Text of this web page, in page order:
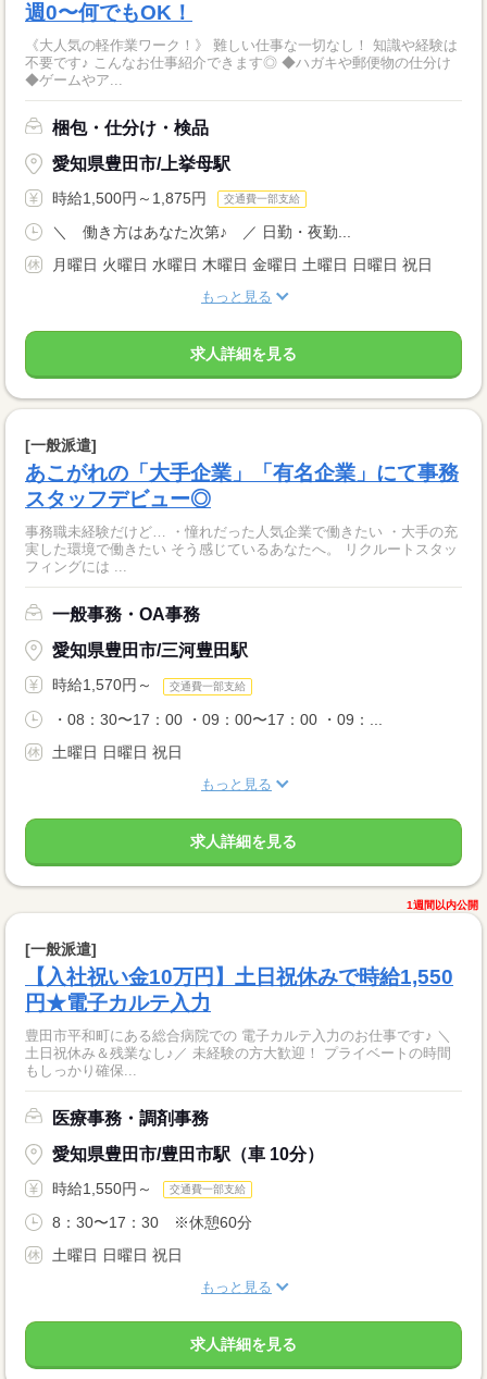
週0〜何でもOK！
《大人気の軽作業ワーク！》 難しい仕事な一切なし！ 知識や経験は
不要です♪ こんなお仕事紹介できます◎ ◆ハガキや郵便物の仕分け
◆ゲームやア...
梱包・仕分け・検品
愛知県豊田市/上挙母駅
時給1,500円～1,875円 交通費一部支給
＼ 働き方はあなた次第♪ ／ 日勤・夜勤...
月曜日 火曜日 水曜日 木曜日 金曜日 土曜日 日曜日 祝日
もっと見る
求人詳細を見る
[一般派遣]
あこがれの「大手企業」「有名企業」にて事務
スタッフデビュー◎
事務職未経験だけど… ・憧れだった人気企業で働きたい ・大手の充
実した環境で働きたい そう感じているあなたへ。 リクルートスタッ
フィングには ...
一般事務・OA事務
愛知県豊田市/三河豊田駅
時給1,570円～ 交通費一部支給
・08：30〜17：00 ・09：00〜17：00 ・09：...
土曜日 日曜日 祝日
もっと見る
求人詳細を見る
1週間以内公開
[一般派遣]
【入社祝い金10万円】土日祝休みで時給1,550
円★電子カルテ入力
豊田市平和町にある総合病院での 電子カルテ入力のお仕事です♪ ＼
土日祝休み＆残業なし♪／ 未経験の方大歓迎！ プライベートの時間
もしっかり確保...
医療事務・調剤事務
愛知県豊田市/豊田市駅（車 10分）
時給1,550円～ 交通費一部支給
8：30〜17：30 ※休憩60分
土曜日 日曜日 祝日
もっと見る
求人詳細を見る